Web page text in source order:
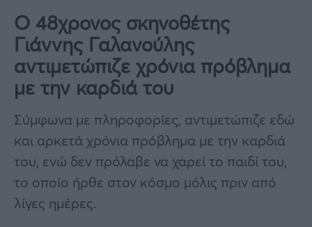
Ο 48χρονος σκηνοθέτης
Γιάννης Γαλανούλης
αντιμετώπιζε χρόνια πρόβλημα
με την καρδιά του
Σύμφωνα με πληροφορίες, αντιμετώπιζε εδώ
και αρκετά χρόνια πρόβλημα με την καρδιά
του, ενώ δεν πρόλαβε να χαρεί το παιδί του,
το οποίο ήρθε στον κόσμο μόλις πριν από
λίγες ημέρες.